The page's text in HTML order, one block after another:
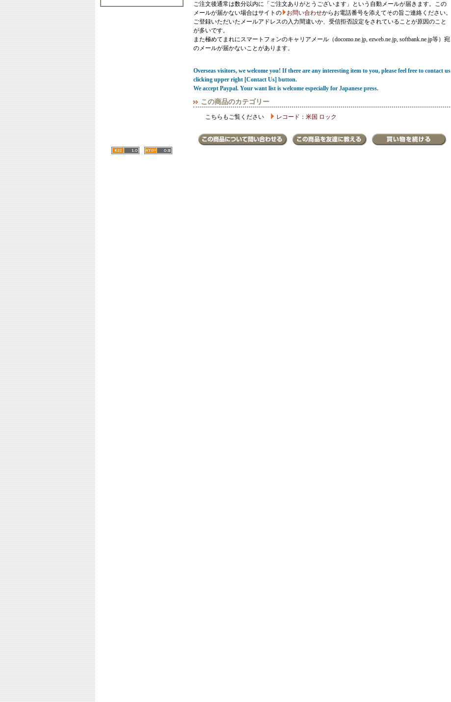
ご注文後通常は数分以内に「ご注文ありがとうございます」という自動メールが届きます。この
メールが届かない場合はサイトの
お問い合わせからお電話番号を添えてその旨ご連絡ください。
ご登録いただいたメールアドレスの入力間違いか、受信拒否設定をされていることが原因のこと
が多いです。
また極めてまれにスマートフォンのキャリアメール（docomo.ne.jp, ezweb.ne.jp, softbank.ne.jp等）宛
のメールが届かないことがあります。
Overseas visitors, we welcome you! If there are any interesting item to you, please feel free to contact us
clicking upper right [Contact Us] button.
We accept Paypal. Your want list is welcome especially for Japanese press.
この商品のカテゴリー
こちらもご覧ください レコード：米国 ロック